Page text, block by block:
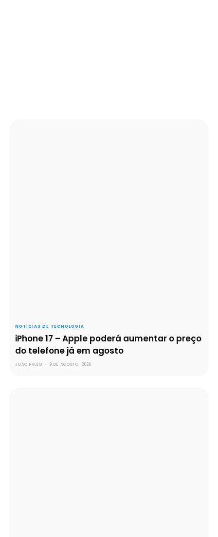
NOTÍCIAS DE TECNOLOGIA
iPhone 17 – Apple poderá aumentar o preço
do telefone já em agosto
JOÃO PAULO - 9 DE AGOSTO, 2026